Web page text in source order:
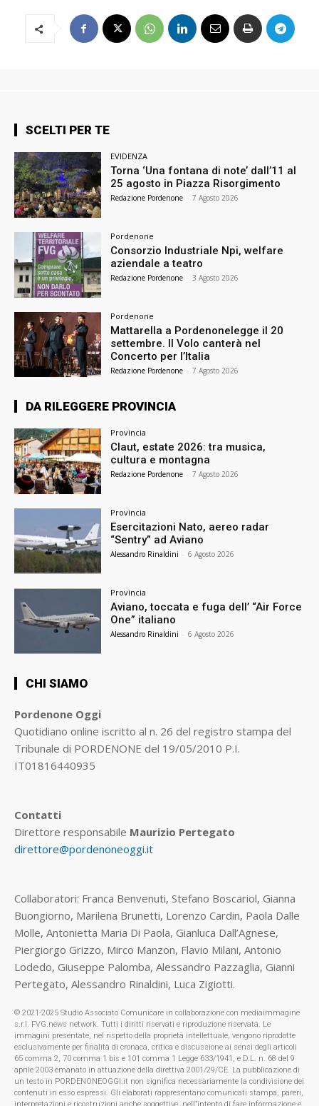
SCELTI PER TE
EVIDENZA
Torna ‘Una fontana di note’ dall’11 al
25 agosto in Piazza Risorgimento
Redazione Pordenone - 7 Agosto 2026
Pordenone
Consorzio Industriale Npi, welfare
aziendale a teatro
Redazione Pordenone - 3 Agosto 2026
Pordenone
Mattarella a Pordenonelegge il 20
settembre. Il Volo canterà nel
Concerto per l’Italia
Redazione Pordenone - 7 Agosto 2026
DA RILEGGERE PROVINCIA
Provincia
Claut, estate 2026: tra musica,
cultura e montagna
Redazione Pordenone - 7 Agosto 2026
Provincia
Esercitazioni Nato, aereo radar
“Sentry” ad Aviano
Alessandro Rinaldini - 6 Agosto 2026
Provincia
Aviano, toccata e fuga dell’ “Air Force
One” italiano
Alessandro Rinaldini - 6 Agosto 2026
CHI SIAMO
Pordenone Oggi
Quotidiano online iscritto al n. 26 del registro stampa del
Tribunale di PORDENONE del 19/05/2010 P.I.
IT01816440935
Contatti
Direttore responsabile Maurizio Pertegato
direttore@pordenoneoggi.it
Collaboratori: Franca Benvenuti, Stefano Boscariol, Gianna
Buongiorno, Marilena Brunetti, Lorenzo Cardin, Paola Dalle
Molle, Antonietta Maria Di Paola, Gianluca Dall’Agnese,
Piergiorgo Grizzo, Mirco Manzon, Flavio Milani, Antonio
Lodedo, Giuseppe Palomba, Alessandro Pazzaglia, Gianni
Pertegato, Alessandro Rinaldini, Luca Zigiotti.
© 2021-2025 Studio Associato Comunicare in collaborazione con mediaimmagine
s.r.l. FVG.news network. Tutti i diritti riservati e riproduzione riservata. Le
immagini presentate, nel rispetto della proprietà intellettuale, vengono riprodotte
esclusivamente per finalità di cronaca, critica e discussione ai sensi degli articoli
65 comma 2, 70 comma 1 bis e 101 comma 1 Legge 633/1941, e D.L. n. 68 del 9
aprile 2003 emanato in attuazione della direttiva 2001/29/CE. La pubblicazione di
un testo in PORDENONEOGGI.it non significa necessariamente la condivisione dei
contenuti in esso espressi. Gli elaborati rappresentano comunicati stampa, pareri,
interpretazioni e ricostruzioni anche soggettive, nell'intento di fare informazione e